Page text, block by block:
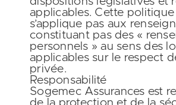
applicables. Cette
s’applique pas aux
constituant pas des «
personnels » au sens des
applicables sur le respect
privée.
Responsabilité
Sogemec Assurances est
de la protection et de la